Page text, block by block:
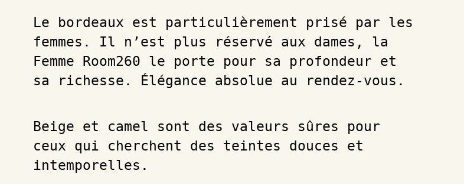
Le bordeaux est particulièrement prisé par les
femmes. Il n’est plus réservé aux dames, la
Femme Room260 le porte pour sa profondeur et
sa richesse. Élégance absolue au rendez-vous.
Beige et camel sont des valeurs sûres pour
ceux qui cherchent des teintes douces et
intemporelles.